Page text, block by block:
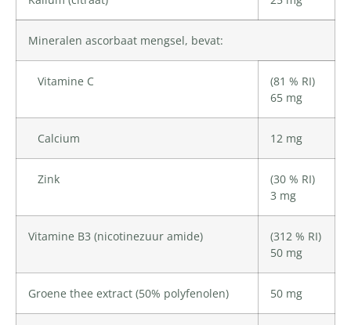
Mineralen ascorbaat mengsel, bevat:
Vitamine C
(81 % RI)
65 mg
Calcium 12 mg
Zink
(30 % RI)
3 mg
Vitamine B3 (nicotinezuur amide)
(312 % RI)
50 mg
Groene thee extract (50% polyfenolen) 50 mg